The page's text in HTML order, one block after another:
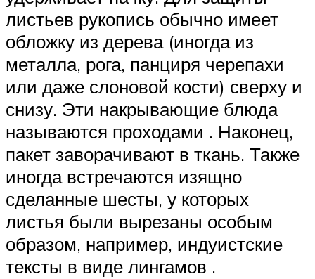
листьев рукопись обычно имеет
обложку из дерева (иногда из
металла, рога, панциря черепахи
или даже слоновой кости) сверху и
снизу. Эти накрывающие блюда
называются проходами . Наконец,
пакет заворачивают в ткань. Также
иногда встречаются изящно
сделанные шесты, у которых
листья были вырезаны особым
образом, например, индуистские
тексты в виде лингамов .